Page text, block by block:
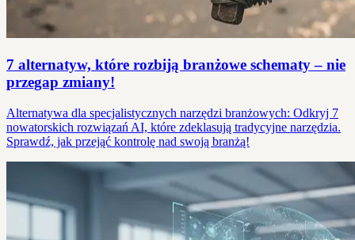
7 alternatyw, które rozbiją branżowe schematy – nie
przegap zmiany!
Alternatywa dla specjalistycznych narzędzi branżowych: Odkryj 7
nowatorskich rozwiązań AI, które zdeklasują tradycyjne narzędzia.
Sprawdź, jak przejąć kontrolę nad swoją branżą!